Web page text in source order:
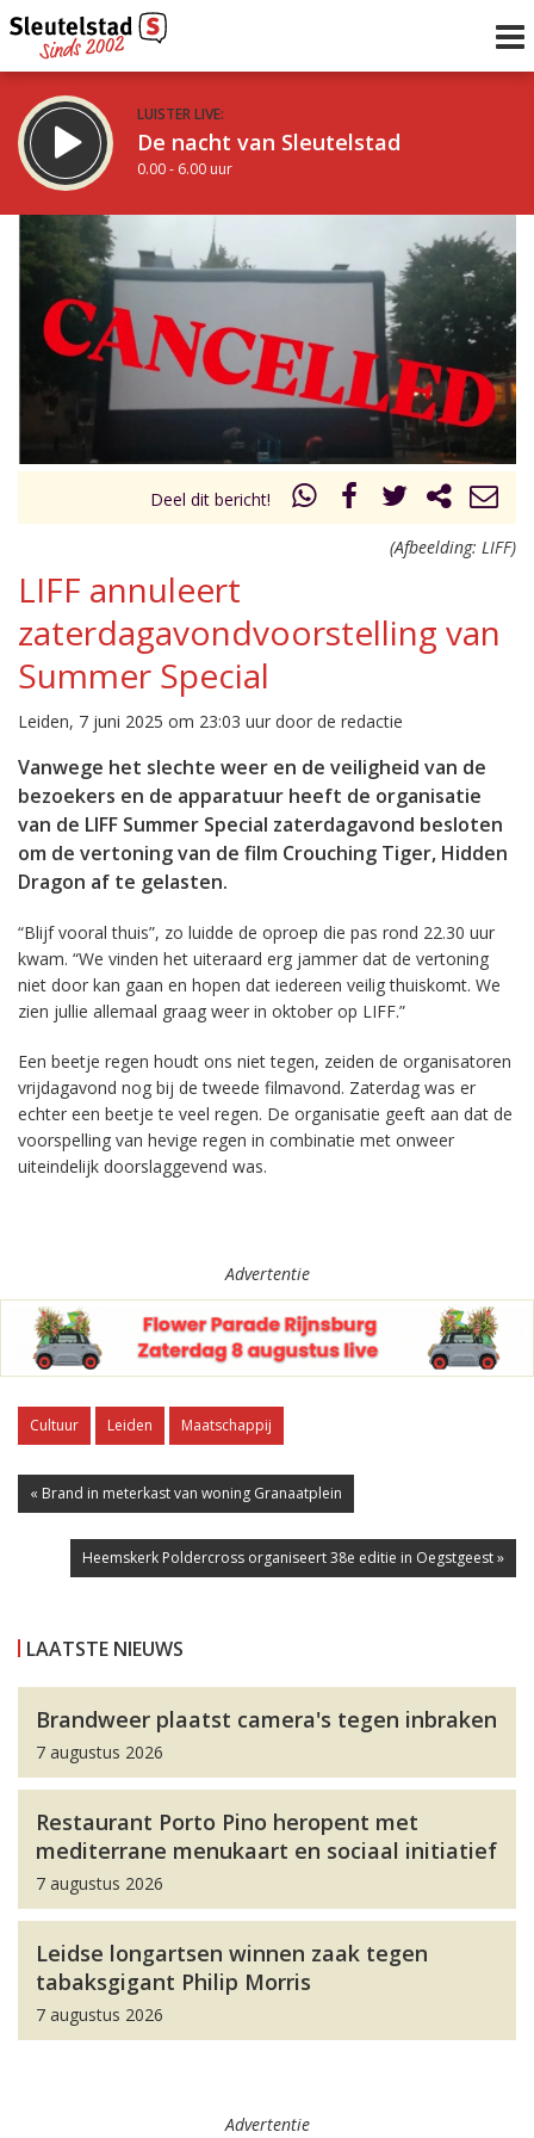
LUISTER LIVE:
De nacht van Sleutelstad
0.00 - 6.00 uur
STRAKS:
De ochtend van Sleutelstad
6.00 - 12.00 uur
Vorig uur
Volgend uur
Inklappen
Deel dit bericht!
(Afbeelding: LIFF)
LIFF annuleert
zaterdagavondvoorstelling van
Summer Special
Leiden, 7 juni 2025 om 23:03 uur door de redactie
Vanwege het slechte weer en de veiligheid van de
bezoekers en de apparatuur heeft de organisatie
van de LIFF Summer Special zaterdagavond besloten
om de vertoning van de film Crouching Tiger, Hidden
Dragon af te gelasten.
“Blijf vooral thuis”, zo luidde de oproep die pas rond 22.30 uur
kwam. “We vinden het uiteraard erg jammer dat de vertoning
niet door kan gaan en hopen dat iedereen veilig thuiskomt. We
zien jullie allemaal graag weer in oktober op LIFF.”
Een beetje regen houdt ons niet tegen, zeiden de organisatoren
vrijdagavond nog bij de tweede filmavond. Zaterdag was er
echter een beetje te veel regen. De organisatie geeft aan dat de
voorspelling van hevige regen in combinatie met onweer
uiteindelijk doorslaggevend was.
Advertentie
Cultuur Leiden Maatschappij
« Brand in meterkast van woning Granaatplein
Heemskerk Poldercross organiseert 38e editie in Oegstgeest »
LAATSTE NIEUWS
Brandweer plaatst camera's tegen inbraken
7 augustus 2026
Restaurant Porto Pino heropent met
mediterrane menukaart en sociaal initiatief
7 augustus 2026
Leidse longartsen winnen zaak tegen
tabaksgigant Philip Morris
7 augustus 2026
Advertentie